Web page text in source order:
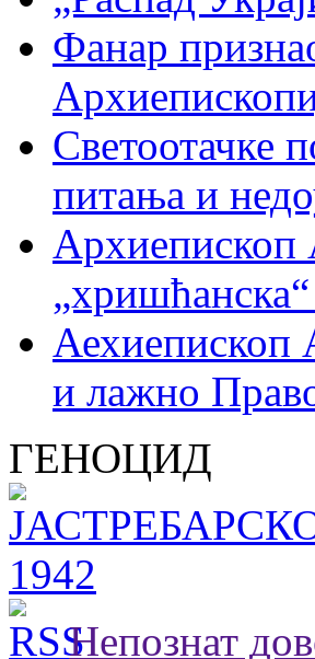
Фанар
Светоотачке
питања и
Архиепископ
Аехиепископ
и лажно
ГЕНОЦИД
Непознат